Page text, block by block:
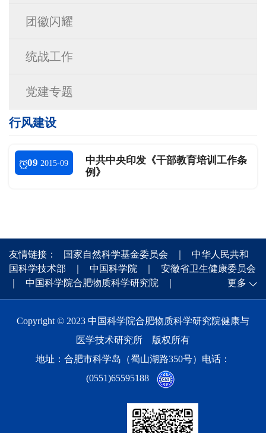
团徽闪耀
统战工作
党建专题
行风建设
09 2015-09
中共中央印发《干部教育培训工作条
例》
友情链接： 国家自然科学基金委员会
中华人民共和
国科学技术部
中国科学院
安徽省卫生健康委员会
中国科学院合肥物质科学研究院 更多
Copyright © 2023 中国科学院合肥物质科学研究院健康与
医学技术研究所 版权所有
地址：合肥市科学岛（蜀山湖路350号）电话：
(0551)65595188